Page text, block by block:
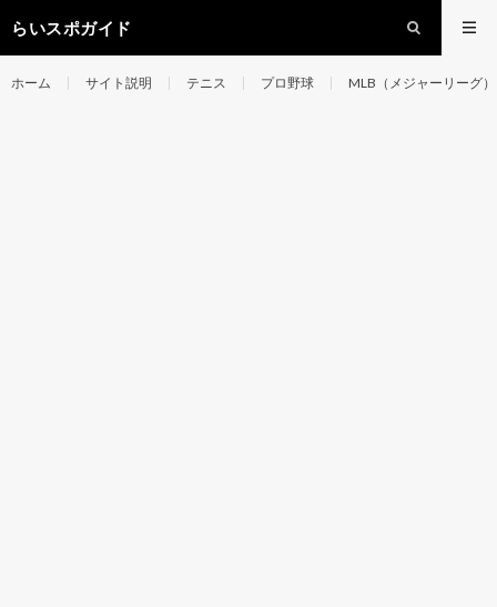
らいスポガイド
ホーム サイト説明 テニス プロ野球 MLB（メジャーリーグ）